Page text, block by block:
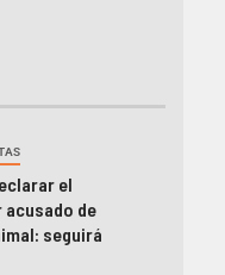
el
de
seguirá